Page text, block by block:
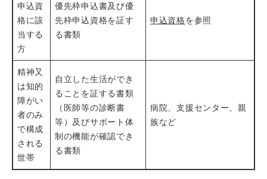
申込資
格に該
当する
方
優先枠申込書及び優
先枠申込資格を証す
る書類
申込資格を参照
精神又
は知的
障がい
者のみ
で構成
される
世帯
自立した生活ができ
ることを証する書類
（医師等の診断書
等）及びサポート体
制の機能が確認でき
る書類
病院、支援センター、親
族など